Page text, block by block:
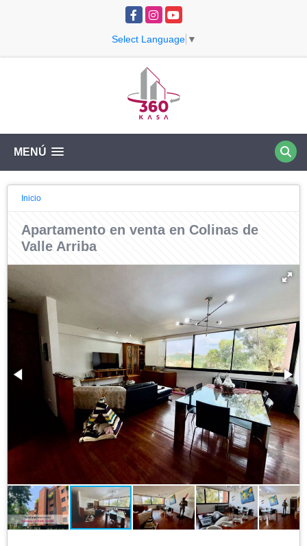
Facebook
InstagramYouTube
Select Language ▼
MENÚ
Inicio
Apartamento en venta en Colinas de
Valle Arriba